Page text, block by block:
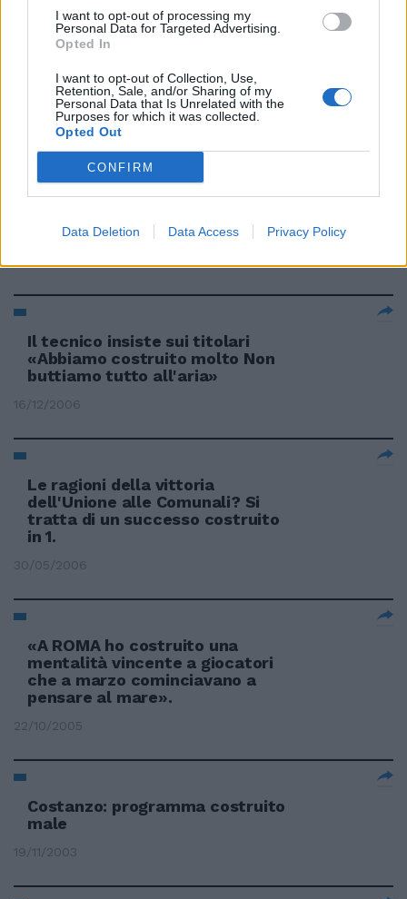
I want to opt-out of processing my
Personal Data for Targeted Advertising.
Opted In
I want to opt-out of Collection, Use,
Retention, Sale, and/or Sharing of my
Personal Data that Is Unrelated with the
Purposes for which it was collected.
Opted Out
CONFIRM
Data Deletion Data Access Privacy Policy
09/08/2009
«Fidanzata? Non lo so, l'amore
va costruito»
31/03/2009
al computer
Il tecnico insiste sui titolari
«Abbiamo costruito molto Non
buttiamo tutto all'aria»
16/12/2006
Le ragioni della vittoria
dell'Unione alle Comunali? Si
tratta di un successo costruito
in 1.
30/05/2006
«A ROMA ho costruito una
mentalità vincente a giocatori
che a marzo cominciavano a
pensare al mare».
22/10/2005
Costanzo: programma costruito
male
19/11/2003